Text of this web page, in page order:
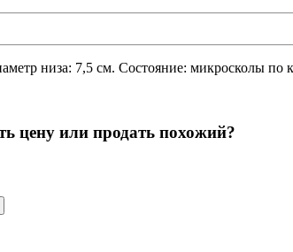
низа: 7,5 см. Состояние: микросколы
цену или продать похожий?